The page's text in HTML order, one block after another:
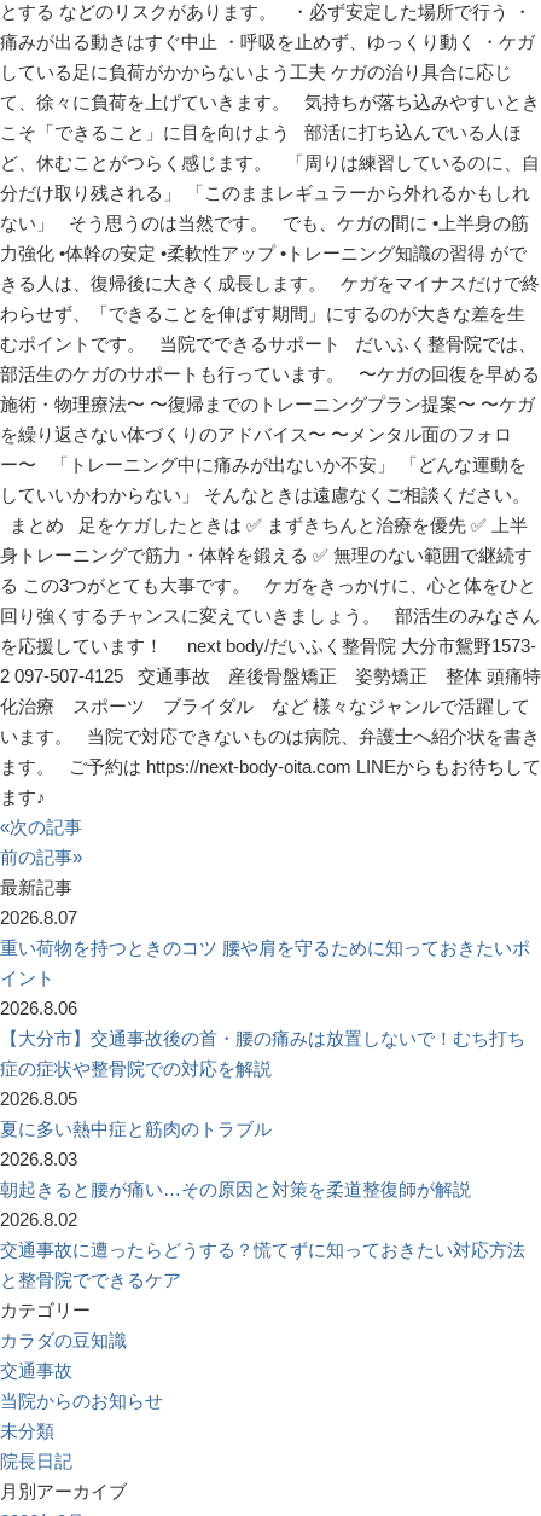
とする などのリスクがあります。 ・必ず安定した場所で行う ・
痛みが出る動きはすぐ中止 ・呼吸を止めず、ゆっくり動く ・ケガ
している足に負荷がかからないよう工夫 ケガの治り具合に応じ
て、徐々に負荷を上げていきます。 気持ちが落ち込みやすいとき
こそ「できること」に目を向けよう 部活に打ち込んでいる人ほ
ど、休むことがつらく感じます。 「周りは練習しているのに、自
分だけ取り残される」 「このままレギュラーから外れるかもしれ
ない」 そう思うのは当然です。 でも、ケガの間に •上半身の筋
力強化 •体幹の安定 •柔軟性アップ •トレーニング知識の習得 がで
きる人は、復帰後に大きく成長します。 ケガをマイナスだけで終
わらせず、「できることを伸ばす期間」にするのが大きな差を生
むポイントです。 当院でできるサポート だいふく整骨院では、
部活生のケガのサポートも行っています。 〜ケガの回復を早める
施術・物理療法〜 〜復帰までのトレーニングプラン提案〜 〜ケガ
を繰り返さない体づくりのアドバイス〜 〜メンタル面のフォロ
ー〜 「トレーニング中に痛みが出ないか不安」 「どんな運動を
していいかわからない」 そんなときは遠慮なくご相談ください。
まとめ 足をケガしたときは ✅ まずきちんと治療を優先 ✅ 上半
身トレーニングで筋力・体幹を鍛える ✅ 無理のない範囲で継続す
る この3つがとても大事です。 ケガをきっかけに、心と体をひと
回り強くするチャンスに変えていきましょう。 部活生のみなさん
を応援しています！ next body/だいふく整骨院 大分市鴛野1573-
2 097-507-4125 交通事故 産後骨盤矯正 姿勢矯正 整体 頭痛特
化治療 スポーツ ブライダル など 様々なジャンルで活躍して
います。 当院で対応できないものは病院、弁護士へ紹介状を書き
ます。 ご予約は https://next-body-oita.com LINEからもお待ちして
ます♪
«次の記事
前の記事»
最新記事
2026.8.07
重い荷物を持つときのコツ 腰や肩を守るために知っておきたいポ
イント
2026.8.06
【大分市】交通事故後の首・腰の痛みは放置しないで！むち打ち
症の症状や整骨院での対応を解説
2026.8.05
夏に多い熱中症と筋肉のトラブル
2026.8.03
朝起きると腰が痛い…その原因と対策を柔道整復師が解説
2026.8.02
交通事故に遭ったらどうする？慌てずに知っておきたい対応方法
と整骨院でできるケア
カテゴリー
カラダの豆知識
交通事故
当院からのお知らせ
未分類
院長日記
月別アーカイブ